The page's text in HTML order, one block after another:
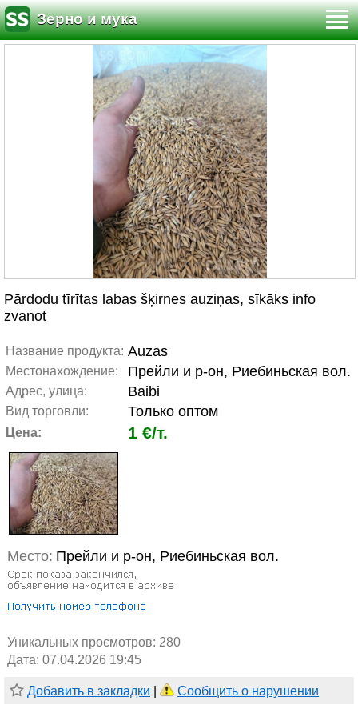
Зерно и мука
Pārdodu tīrītas labas šķirnes auziņas, sīkāks info
zvanot
Название продукта: Auzas
Местонахождение: Прейли и р-он, Риебиньская вол.
Адрес, улица: Baibi
Вид торговли: Только оптом
Цена: 1 €/т.
Место: Прейли и р-он, Риебиньская вол.
Уникальных просмотров: 280
Дата: 07.04.2026 19:45
Добавить в закладки Сообщить о нарушении